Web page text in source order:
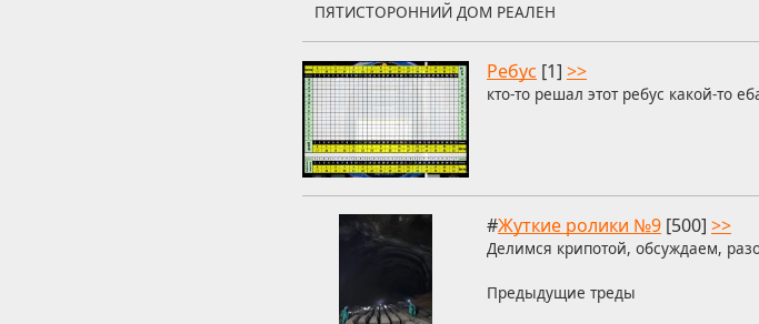
ПЯТИСТОРОННИЙ ДОМ РЕАЛЕН
Ребус [1] >>
кто-то решал этот ребус какой-то
#Жуткие ролики №9 [500] >>
Делимся крипотой, обсуждаем,
Предыдущие треды